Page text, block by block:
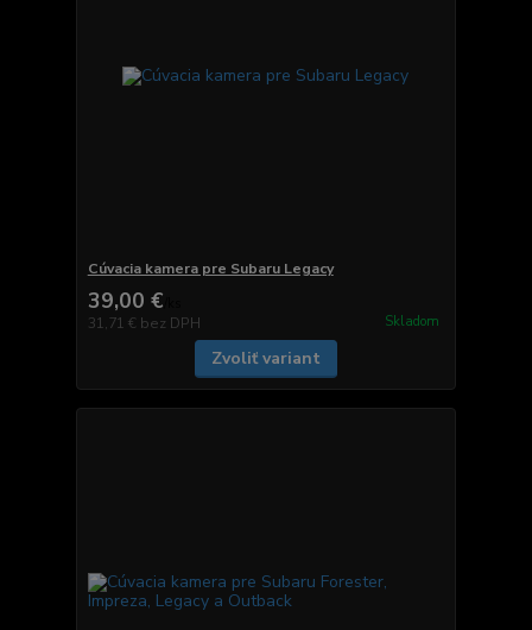
Cúvacia kamera pre Subaru Legacy
39,00 €
31,71 € bez DPH Skladom
Zvoliť variant